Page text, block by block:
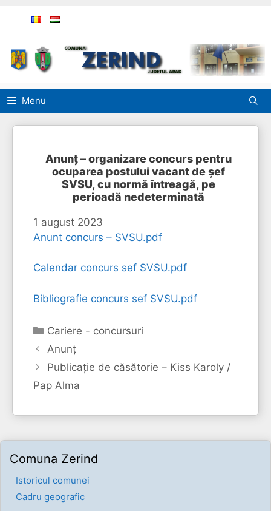
Menu
Anunț – organizare concurs pentru
ocuparea postului vacant de șef
SVSU, cu normă întreagă, pe
perioadă nedeterminată
1 august 2023
Anunt concurs – SVSU.pdf
Calendar concurs sef SVSU.pdf
Bibliografie concurs sef SVSU.pdf
Categorii
Cariere - concursuri
Anunț
Publicație de căsătorie – Kiss Karoly /
Pap Alma
Comuna Zerind
Istoricul comunei
Cadru geografic